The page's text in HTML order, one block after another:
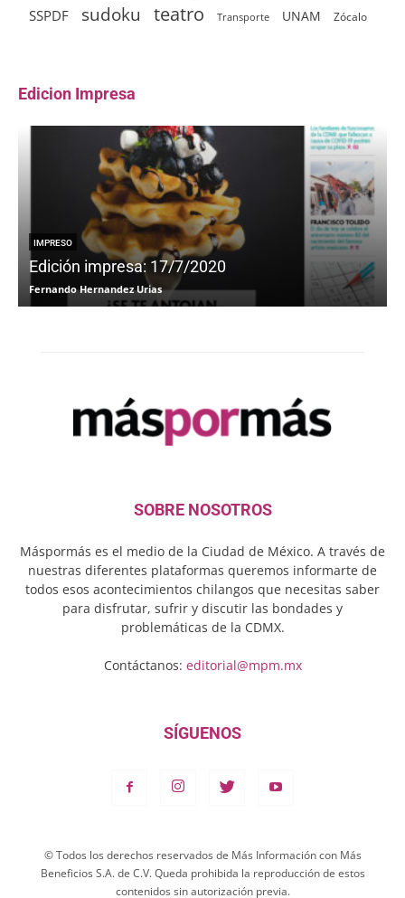
SSPDF sudoku teatro Transporte UNAM Zócalo
Edicion Impresa
IMPRESO
Edición impresa: 17/7/2020
Fernando Hernandez Urias
SOBRE NOSOTROS
Máspormás es el medio de la Ciudad de México. A través de
nuestras diferentes plataformas queremos informarte de
todos esos acontecimientos chilangos que necesitas saber
para disfrutar, sufrir y discutir las bondades y
problemáticas de la CDMX.
Contáctanos: editorial@mpm.mx
SÍGUENOS
© Todos los derechos reservados de Más Información con Más
Beneficios S.A. de C.V. Queda prohibida la reproducción de estos
contenidos sin autorización previa.